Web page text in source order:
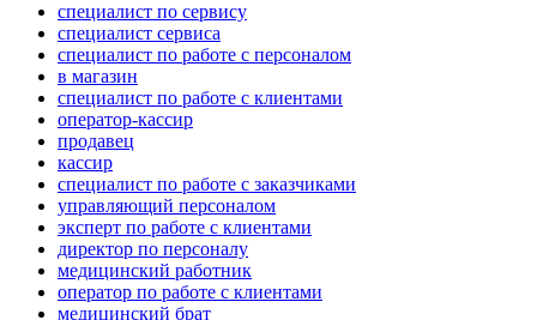
специалист по сервису
специалист сервиса
специалист по работе с персоналом
в магазин
специалист по работе с клиентами
оператор-кассир
продавец
кассир
специалист по работе с заказчиками
управляющий персоналом
эксперт по работе с клиентами
директор по персоналу
медицинский работник
оператор по работе с клиентами
медицинский брат